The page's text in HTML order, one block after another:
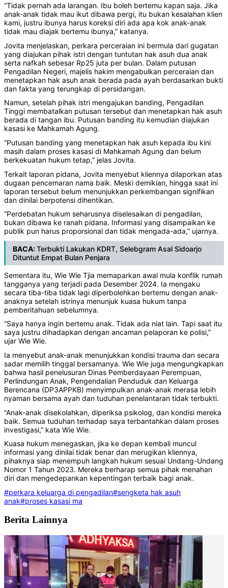
“Tidak pernah ada larangan. Ibu boleh bertemu kapan saja. Jika
anak-anak tidak mau ikut dibawa pergi, itu bukan kesalahan klien
kami, justru ibunya harus koreksi diri ada apa kok anak-anak
tidak mau diajak bertemu ibunya,” katanya.
Jovita menjelaskan, perkara perceraian ini bermula dari gugatan
yang diajukan pihak istri dengan tuntutan hak asuh dua anak
serta nafkah sebesar Rp25 juta per bulan. Dalam putusan
Pengadilan Negeri, majelis hakim mengabulkan perceraian dan
menetapkan hak asuh anak berada pada ayah berdasarkan bukti
dan fakta yang terungkap di persidangan.
Namun, setelah pihak istri mengajukan banding, Pengadilan
Tinggi membatalkan putusan tersebut dan menetapkan hak asuh
berada di tangan ibu. Putusan banding itu kemudian diajukan
kasasi ke Mahkamah Agung.
“Putusan banding yang menetapkan hak asuh kepada ibu kini
masih dalam proses kasasi di Mahkamah Agung dan belum
berkekuatan hukum tetap,” jelas Jovita.
Terkait laporan pidana, Jovita menyebut kliennya dilaporkan atas
dugaan pencemaran nama baik. Meski demikian, hingga saat ini
laporan tersebut belum menunjukkan perkembangan signifikan
dan dinilai berpotensi dihentikan.
“Perdebatan hukum seharusnya diselesaikan di pengadilan,
bukan dibawa ke ranah pidana. Informasi yang disampaikan ke
publik pun harus proporsional dan tidak mengada-ada,” ujarnya.
BACA:Terbukti Lakukan KDRT, Selebgram Asal Sidoarjo
Dituntut Empat Bulan Penjara
Sementara itu, Wie Wie Tjia memaparkan awal mula konflik rumah
tangganya yang terjadi pada Desember 2024. Ia mengaku
secara tiba-tiba tidak lagi diperbolehkan bertemu dengan anak-
anaknya setelah istrinya menunjuk kuasa hukum tanpa
pemberitahuan sebelumnya.
“Saya hanya ingin bertemu anak. Tidak ada niat lain. Tapi saat itu
saya justru dihadapkan dengan ancaman pelaporan ke polisi,”
ujar Wie Wie.
Ia menyebut anak-anak menunjukkan kondisi trauma dan secara
sadar memilih tinggal bersamanya. Wie Wie juga mengungkapkan
bahwa hasil penelusuran Dinas Pemberdayaan Perempuan,
Perlindungan Anak, Pengendalian Penduduk dan Keluarga
Berencana (DP3APPKB) menyimpulkan anak-anak merasa lebih
nyaman bersama ayah dan tuduhan penelantaran tidak terbukti.
“Anak-anak disekolahkan, diperiksa psikolog, dan kondisi mereka
baik. Semua tuduhan terhadap saya terbantahkan dalam proses
investigasi,” kata Wie Wie.
Kuasa hukum menegaskan, jika ke depan kembali muncul
informasi yang dinilai tidak benar dan merugikan kliennya,
pihaknya siap menempuh langkah hukum sesuai Undang-Undang
Nomor 1 Tahun 2023. Mereka berharap semua pihak menahan
diri dan mengedepankan kepentingan terbaik bagi anak.
#perkara keluarga di pengadilan#sengketa hak asuh
anak#proses kasasi ma
Berita Lainnya